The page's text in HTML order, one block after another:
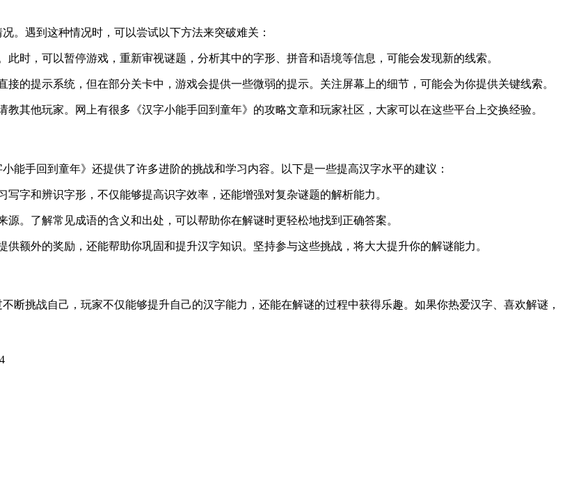
。遇到这种情况时，可以尝试以下方法来突破难关：
时，可以暂停游戏，重新审视谜题，分析其中的字形、拼音和语境等信息，可能会发现新的线索。
的提示系统，但在部分关卡中，游戏会提供一些微弱的提示。关注屏幕上的细节，可能会为你提供关键线索。
其他玩家。网上有很多《汉字小能手回到童年》的攻略文章和玩家社区，大家可以在这些平台上交换经验。
能手回到童年》还提供了许多进阶的挑战和学习内容。以下是一些提高汉字水平的建议：
字和辨识字形，不仅能够提高识字效率，还能增强对复杂谜题的解析能力。
。了解常见成语的含义和出处，可以帮助你在解谜时更轻松地找到正确答案。
额外的奖励，还能帮助你巩固和提升汉字知识。坚持参与这些挑战，将大大提升你的解谜能力。
断挑战自己，玩家不仅能够提升自己的汉字能力，还能在解谜的过程中获得乐趣。如果你热爱汉字、喜欢解谜，